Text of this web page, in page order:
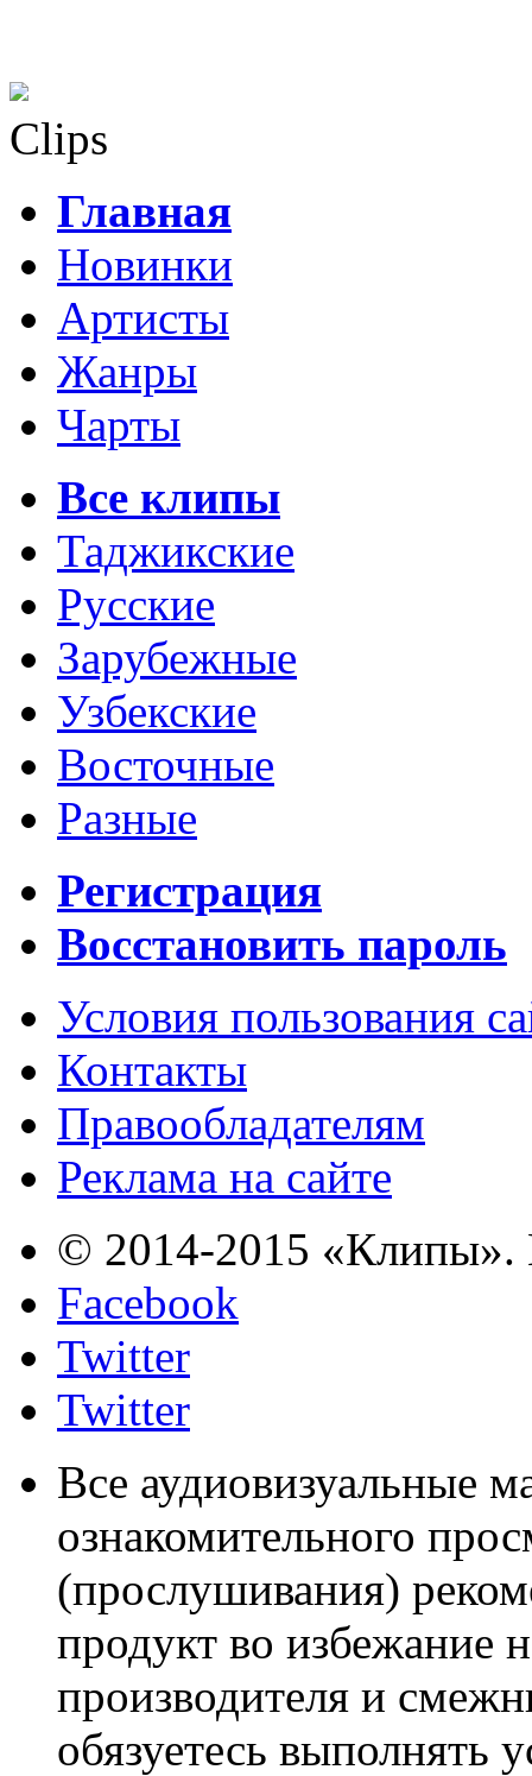
Clips
Главная
Новинки
Артисты
Жанры
Чарты
Все клипы
Таджикские
Русские
Зарубежные
Узбекские
Восточные
Разные
Регистрация
Восстановить пароль
Условия пользования
Контакты
Правообладателям
Реклама на сайте
© 2014-2015 «Клипы».
Facebook
Twitter
Twitter
Все аудиовизуальные
ознакомительного
(прослушивания)
продукт во избежание
производителя и
обязуетесь выполнять